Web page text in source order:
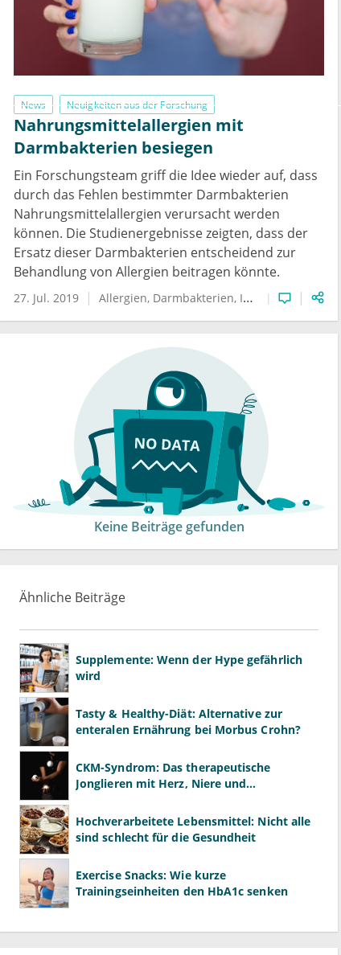
News Neuigkeiten aus der Forschung
Nahrungsmittelallergien mit
Darmbakterien besiegen
Ein Forschungsteam griff die Idee wieder auf, dass
durch das Fehlen bestimmter Darmbakterien
Nahrungsmittelallergien verursacht werden
können. Die Studienergebnisse zeigten, dass der
Ersatz dieser Darmbakterien entscheidend zur
Behandlung von Allergien beitragen könnte.
27. Jul. 2019 Allergien Darmbakterien Immunologie
Keine Beiträge gefunden
Ähnliche Beiträge
Supplemente: Wenn der Hype gefährlich
wird
Tasty & Healthy-Diät: Alternative zur
enteralen Ernährung bei Morbus Crohn?
CKM-Syndrom: Das therapeutische
Jonglieren mit Herz, Niere und
Hochverarbeitete Lebensmittel: Nicht alle
sind schlecht für die Gesundheit
Exercise Snacks: Wie kurze
Trainingseinheiten den HbA1c senken